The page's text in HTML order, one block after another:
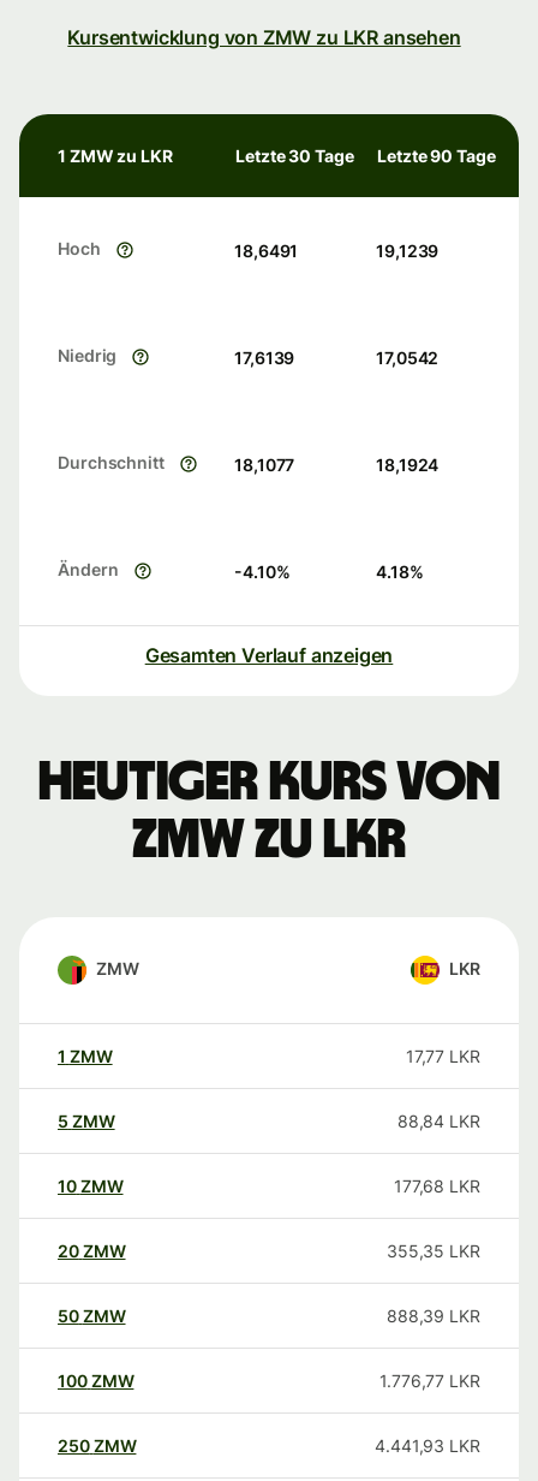
Kursentwicklung von ZMW zu LKR ansehen
1 ZMW zu LKR Letzte 30 Tage Letzte 90 Tage
Hoch 18,6491 19,1239
Niedrig 17,6139 17,0542
Durchschnitt 18,1077 18,1924
Ändern -4.10% 4.18%
Gesamten Verlauf anzeigen
Heutiger Kurs von
ZMW zu LKR
ZMW LKR
1 ZMW 17,77 LKR
5 ZMW 88,84 LKR
10ZMW 177,68 LKR
20ZMW 355,35 LKR
50ZMW 888,39 LKR
100ZMW 1.776,77 LKR
250ZMW 4.441,93 LKR